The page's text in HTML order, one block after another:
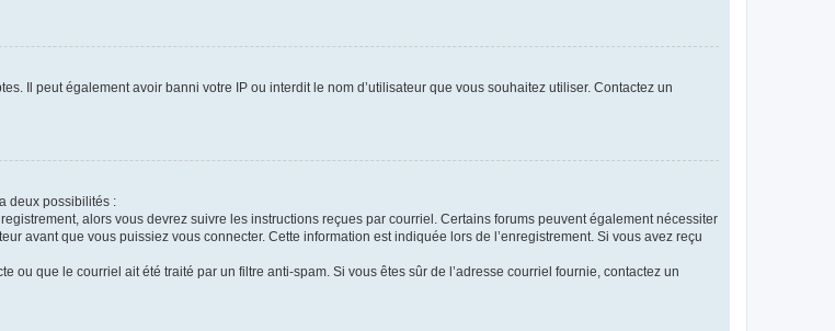
Il peut également avoir banni votre IP ou interdit le nom d’utilisateur que vous souhaitez utiliser. Contactez un
deux possibilités :
alors vous devrez suivre les instructions reçues par courriel. Certains forums peuvent également nécessiter
avant que vous puissiez vous connecter. Cette information est indiquée lors de l’enregistrement. Si vous avez reçu
ou que le courriel ait été traité par un filtre anti-spam. Si vous êtes sûr de l’adresse courriel fournie, contactez un